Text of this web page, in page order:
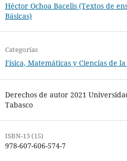
Héctor Ochoa Bacelis (Textos de
Básicas)
Categorías
Física, Matemáticas y Ciencias de
Derechos de autor 2021
Tabasco
ISBN-13 (15)
978-607-606-574-7